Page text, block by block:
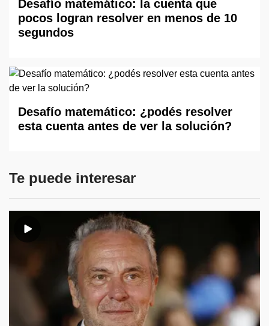
Desafío matemático: la cuenta que
pocos logran resolver en menos de 10
segundos
Desafío matemático: ¿podés resolver
esta cuenta antes de ver la solución?
Te puede interesar